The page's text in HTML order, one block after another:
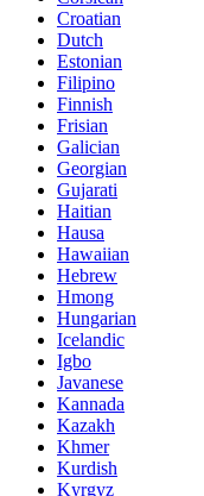
Croatian
Dutch
Estonian
Filipino
Finnish
Frisian
Galician
Georgian
Gujarati
Haitian
Hausa
Hawaiian
Hebrew
Hmong
Hungarian
Icelandic
Igbo
Javanese
Kannada
Kazakh
Khmer
Kurdish
Kyrgyz